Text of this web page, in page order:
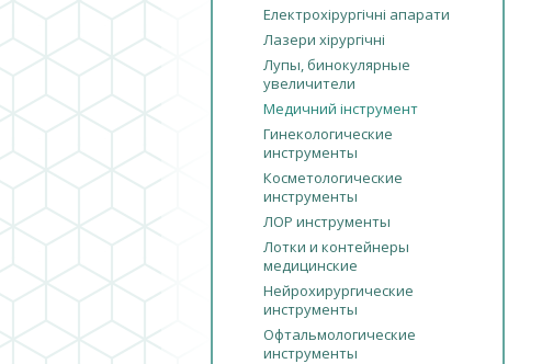
Електрохірургічні апарати
Лазери хірургічні
Лупы, бинокулярные
увеличители
Медичний інструмент
Гинекологические
инструменты
Косметологические
инструменты
ЛОР инструменты
Лотки и контейнеры
медицинские
Нейрохирургические
инструменты
Офтальмологические
инструменты